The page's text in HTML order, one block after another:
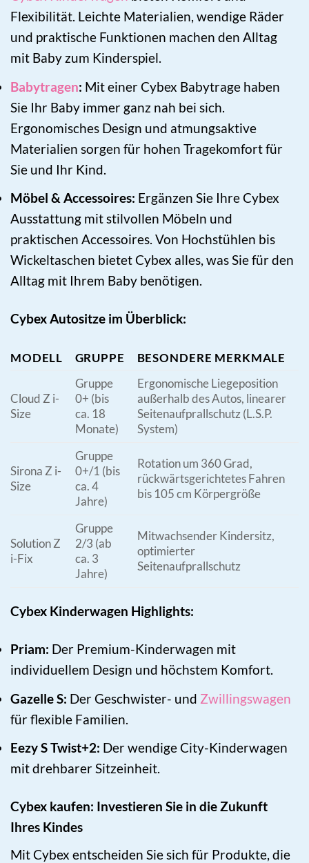
Flexibilität. Leichte Materialien, wendige Räder
und praktische Funktionen machen den Alltag
mit Baby zum Kinderspiel.
Babytragen: Mit einer Cybex Babytrage haben
Sie Ihr Baby immer ganz nah bei sich.
Ergonomisches Design und atmungsaktive
Materialien sorgen für hohen Tragekomfort für
Sie und Ihr Kind.
Möbel & Accessoires: Ergänzen Sie Ihre Cybex
Ausstattung mit stilvollen Möbeln und
praktischen Accessoires. Von Hochstühlen bis
Wickeltaschen bietet Cybex alles, was Sie für den
Alltag mit Ihrem Baby benötigen.
Cybex Autositze im Überblick:
MODELL GRUPPE BESONDERE MERKMALE
Cloud Z i-
Size
Gruppe
0+ (bis
ca. 18
Monate)
Ergonomische Liegeposition
außerhalb des Autos, linearer
Seitenaufprallschutz (L.S.P.
System)
Sirona Z i-
Size
Gruppe
0+/1 (bis
ca. 4
Jahre)
Rotation um 360 Grad,
rückwärtsgerichtetes Fahren
bis 105 cm Körpergröße
Solution Z
i-Fix
Gruppe
2/3 (ab
ca. 3
Jahre)
Mitwachsender Kindersitz,
optimierter
Seitenaufprallschutz
Cybex Kinderwagen Highlights:
Priam: Der Premium-Kinderwagen mit
individuellem Design und höchstem Komfort.
Gazelle S: Der Geschwister- und Zwillingswagen
für flexible Familien.
Eezy S Twist+2: Der wendige City-Kinderwagen
mit drehbarer Sitzeinheit.
Cybex kaufen: Investieren Sie in die Zukunft
Ihres Kindes
Mit Cybex entscheiden Sie sich für Produkte, die